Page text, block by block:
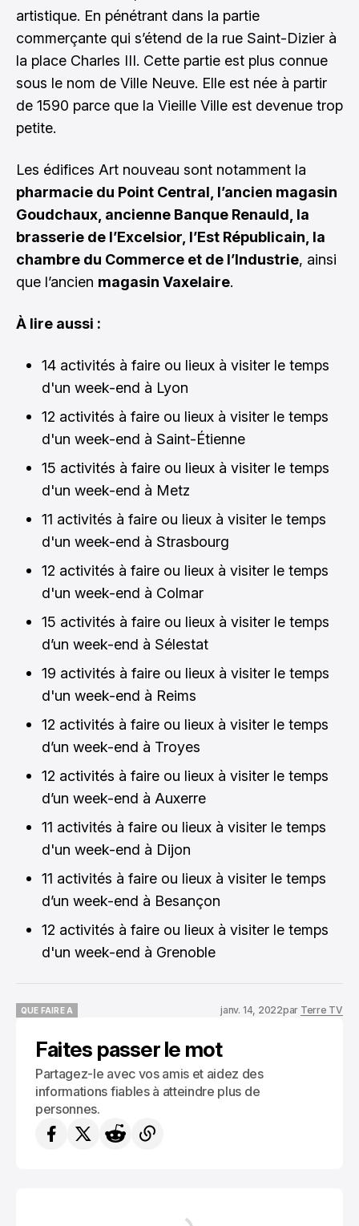
artistique. En pénétrant dans la partie
commerçante qui s’étend de la rue Saint-Dizier à
la place Charles III. Cette partie est plus connue
sous le nom de Ville Neuve. Elle est née à partir
de 1590 parce que la Vieille Ville est devenue trop
petite.
Les édifices Art nouveau sont notamment la
pharmacie du Point Central, l’ancien magasin
Goudchaux, ancienne Banque Renauld, la
brasserie de l’Excelsior, l’Est Républicain, la
chambre du Commerce et de l’Industrie, ainsi
que l’ancien magasin Vaxelaire.
À lire aussi :
14 activités à faire ou lieux à visiter le temps
d'un week-end à Lyon
12 activités à faire ou lieux à visiter le temps
d'un week-end à Saint-Étienne
15 activités à faire ou lieux à visiter le temps
d'un week-end à Metz
11 activités à faire ou lieux à visiter le temps
d'un week-end à Strasbourg
12 activités à faire ou lieux à visiter le temps
d'un week-end à Colmar
15 activités à faire ou lieux à visiter le temps
d’un week-end à Sélestat
19 activités à faire ou lieux à visiter le temps
d'un week-end à Reims
12 activités à faire ou lieux à visiter le temps
d’un week-end à Troyes
12 activités à faire ou lieux à visiter le temps
d’un week-end à Auxerre
11 activités à faire ou lieux à visiter le temps
d'un week-end à Dijon
11 activités à faire ou lieux à visiter le temps
d’un week-end à Besançon
12 activités à faire ou lieux à visiter le temps
d'un week-end à Grenoble
QUE FAIRE A
janv. 14, 2022par Terre TV
Faites passer le mot
Partagez-le avec vos amis et aidez des
informations fiables à atteindre plus de
personnes.